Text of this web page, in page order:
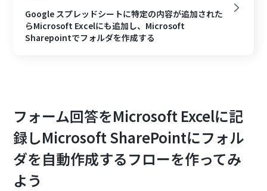
Google スプレッドシートに特定の内容が追加された
らMicrosoft Excelにも追加し、Microsoft
Sharepointでフォルダを作成する
フォーム回答をMicrosoft Excelに記
録しMicrosoft SharePointにフォル
ダを自動作成するフローを作ってみ
よう